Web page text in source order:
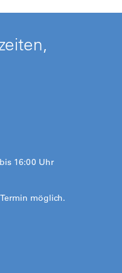
16:00 Uhr
möglich.